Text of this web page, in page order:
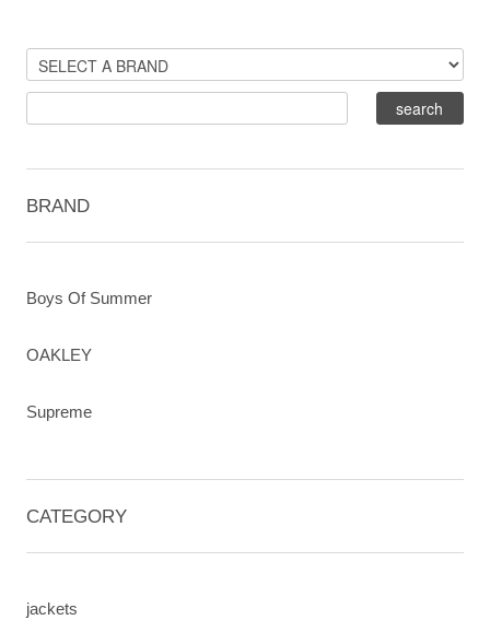
BRAND
Boys Of Summer
OAKLEY
Supreme
CATEGORY
jackets